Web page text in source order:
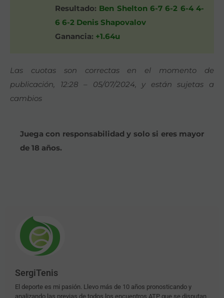
Resultado: Ben Shelton 6-7 6-2 6-4 4-
6 6-2 Denis Shapovalov
Ganancia: +1.64u
Las cuotas son correctas en el momento de
publicación, 12:28 – 05/07/2024, y están sujetas a
cambios
Juega con responsabilidad y solo si eres mayor
de 18 años.
SergiTenis
El deporte es mi pasión. Llevo más de 10 años pronosticando y
analizando las previas de todos los encuentros ATP que se disputan